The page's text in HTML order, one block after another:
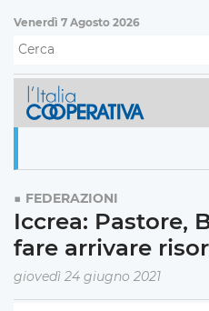
Venerdì 7 Agosto 2026
FEDERAZIONI
Iccrea: Pastore,
fare arrivare
giovedì 24 giugno 2021